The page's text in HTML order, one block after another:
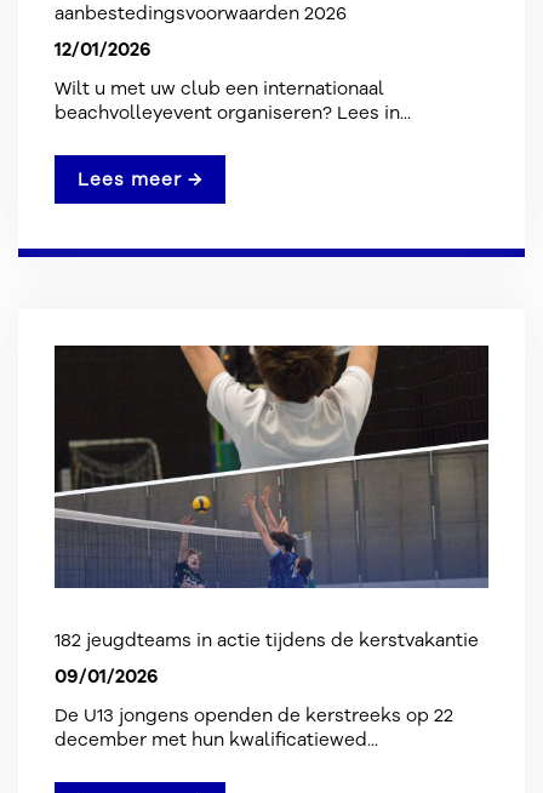
aanbestedingsvoorwaarden 2026
12/01/2026
Wilt u met uw club een internationaal
beachvolleyevent organiseren? Lees in...
Lees meer →
182 jeugdteams in actie tijdens de kerstvakantie
09/01/2026
De U13 jongens openden de kerstreeks op 22
december met hun kwalificatiewed...